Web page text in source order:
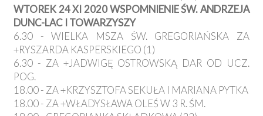
WTOREK 24 XI 2020 WSPOMNIENIE ŚW. ANDRZEJA
DUNC-LAC I TOWARZYSZY
6.30 - WIELKA MSZA ŚW. GREGORIAŃSKA ZA
+RYSZARDA KASPERSKIEGO (1)
6.30 - ZA +JADWIGĘ OSTROWSKĄ DAR OD UCZ.
POG.
18.00 - ZA +KRZYSZTOFA SEKUŁA I MARIANA PYTKA
18.00 - ZA +WŁADYSŁAWA OLEŚ W 3 R. ŚM.